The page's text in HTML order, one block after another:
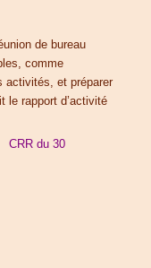
de bureau
comme
activités, et préparer
le rapport d’activité
CRR du 30